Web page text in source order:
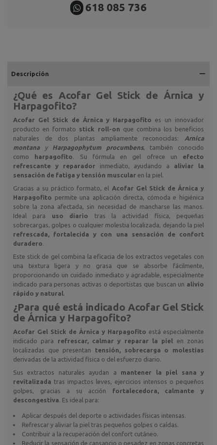
618 085 736
Descripción
¿Qué es Acofar Gel Stick de Árnica y
Harpagofito?
Acofar Gel Stick de Árnica y Harpagofito es un innovador
producto en formato stick roll-on que combina los beneficios
naturales de dos plantas ampliamente reconocidas:
Arnica
montanay Harpagophytum procumbens, también conocido
como harpagofito . Su fórmula en gel ofrece un efecto
refrescante y reparador inmediato, ayudando a aliviar la
sensación de fatiga y tensión muscular en la piel.
Gracias a su práctico formato, el Acofar Gel Stick de Árnica y
Harpagofito permite una aplicación directa, cómoda e higiénica
sobre la zona afectada, sin necesidad de mancharse las manos.
Ideal para uso diario tras la actividad física, pequeñas
sobrecargas, golpes o cualquier molestia localizada, dejando la piel
refrescada, fortalecida y con una sensación de confort
duradero
Este stick de gel combina la eficacia de los extractos vegetales con
una textura ligera y no grasa que se absorbe fácilmente,
proporcionando un cuidado inmediato y agradable, especialmente
indicado para personas activas o deportistas que buscan un alivio
rápido y natural
¿Para qué está indicado Acofar Gel Stick
de Árnica y Harpagofito?
Acofar Gel Stick de Árnica y Harpagofito está especialmente
indicado para refrescar, calmar y reparar la piel en zonas
localizadas que presentan tensión, sobrecarga o molestias
derivadas de la actividad física o del esfuerzo diario.
Sus extractos naturales ayudan a mantener la piel sana y
revitalizada tras impactos leves, ejercicios intensos o pequeños
golpes, gracias a su acción fortalecedora, calmante y
descongestiva . Es ideal para:
Aplicar después del deporte o actividades físicas intensas.
Refrescar y aliviar la piel tras pequeños golpes o caídas.
Contribuir a la recuperación del confort cutáneo.
Reducir la sensación de cansancio o pesadez en zonas concretas